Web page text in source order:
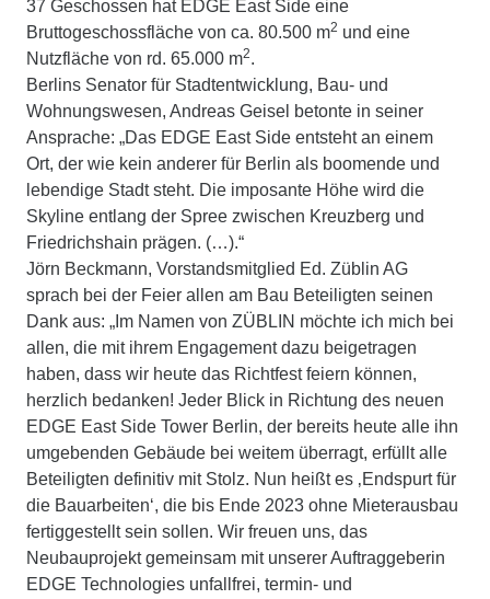
37 Geschossen hat EDGE East Side eine
Bruttogeschossfläche von ca. 80.500 m2 und eine
Nutzfläche von rd. 65.000 m2.
Berlins Senator für Stadtentwicklung, Bau- und
Wohnungswesen, Andreas Geisel betonte in seiner
Ansprache: „Das EDGE East Side entsteht an einem
Ort, der wie kein anderer für Berlin als boomende und
lebendige Stadt steht. Die imposante Höhe wird die
Skyline entlang der Spree zwischen Kreuzberg und
Friedrichshain prägen. (…).“
Jörn Beckmann, Vorstandsmitglied Ed. Züblin AG
sprach bei der Feier allen am Bau Beteiligten seinen
Dank aus: „Im Namen von ZÜBLIN möchte ich mich bei
allen, die mit ihrem Engagement dazu beigetragen
haben, dass wir heute das Richtfest feiern können,
herzlich bedanken! Jeder Blick in Richtung des neuen
EDGE East Side Tower Berlin, der bereits heute alle ihn
umgebenden Gebäude bei weitem überragt, erfüllt alle
Beteiligten definitiv mit Stolz. Nun heißt es ‚Endspurt für
die Bauarbeiten‘, die bis Ende 2023 ohne Mieterausbau
fertiggestellt sein sollen. Wir freuen uns, das
Neubauprojekt gemeinsam mit unserer Auftraggeberin
EDGE Technologies unfallfrei, termin- und